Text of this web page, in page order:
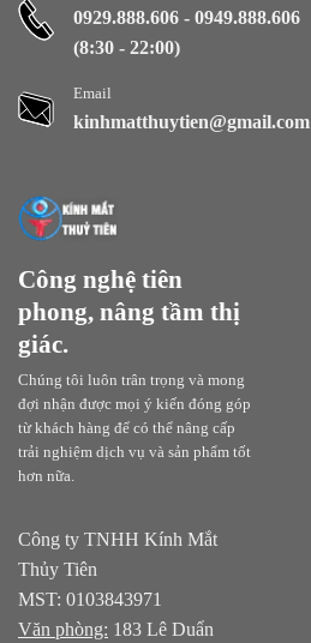
Công nghệ tiên
phong, nâng tầm thị
giác.
Chúng tôi luôn trân trọng và mong
đợi nhận được mọi ý kiến đóng góp
từ khách hàng để có thể nâng cấp
trải nghiệm dịch vụ và sản phẩm tốt
hơn nữa.
Công ty TNHH Kính Mắt
Thủy Tiên
MST: 0103843971
Văn phòng: 183 Lê Duẩn
0929.888.606 - 0949.888.606
(8:30 - 22:00)
Email
kinhmatthuytien@gmail.com